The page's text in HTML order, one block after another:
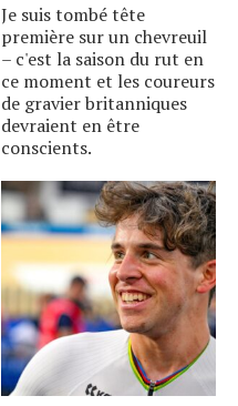
Je suis tombé tête
première sur un chevreuil
– c'est la saison du rut en
ce moment et les coureurs
de gravier britanniques
devraient en être
conscients.